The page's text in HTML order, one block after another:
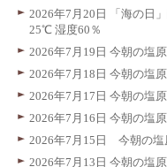
2026年7月20日 「海の日
25℃ 湿度60％
2026年7月19日 今朝の塩
2026年7月18日 今朝の塩
2026年7月17日 今朝の塩
2026年7月16日 今朝の塩
2026年7月15日 今朝の
2026年7月13日 今朝の